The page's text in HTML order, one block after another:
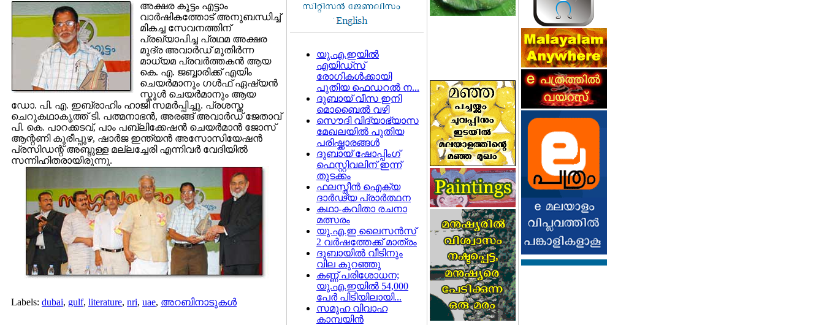
അക്ഷര കൂട്ടം എട്ടാം
വാര്‍ഷികത്തോട് അനുബന്ധിച്ച്
മികച്ച സേവനത്തിന്
പ്രഖ്യാപിച്ച പ്രഥമ അക്ഷര
മുദ്ര അവാര്‍ഡ് മുതിര്‍ന്ന
മാധ്യമ പ്രവര്‍ത്തകന്‍ ആയ
കെ. എ. ജബ്ബാരിക്ക് എയിം
ചെയര്‍മാനും ഗള്‍ഫ് ഏഷ്യന്‍
സ്കൂള്‍ ചെയര്‍മാനും ആയ
ഡോ. പി. എ. ഇബ്രാഹിം ഹാജി സമര്‍പ്പിച്ചു. പ്രശസ്ത
ചെറുകഥാകൃത്ത് ടി. പത്മനാഭന്‍, അരങ്ങ് അവാര്‍ഡ് ജേതാവ്
പി. കെ. പാറക്കടവ്, പാം പബ്ലിക്കേഷന്‍ ചെയര്‍മാന്‍ ജോസ്
ആന്റണി കുരീപ്പുഴ, ഷാര്‍ജ ഇന്ത്യന്‍ അസോസിയേഷന്‍
പ്രസിഡന്റ് അബ്ദുള്ള മല്ലച്ചേരി എന്നിവര്‍ വേദിയില്‍
സന്നിഹിതരായിരുന്നു.
Labels: dubai, gulf, literature, nri, uae, അറബിനാടുകള്‍
യു.എ.ഇയില്‍
എയിഡ്സ്
രോഗികള്‍ക്കായി
പുതിയ ഫെഡറല്‍ ന...
ദുബായ് വീസ ഇനി
മൊബൈല്‍ വഴി
സൌദി വിദ്യാഭ്യാസ
മേഖലയില്‍ പുതിയ
പരിഷ്ക്കാരങ്ങള്‍
ദുബായ് ഷോപ്പിംഗ്
ഫെസ്റ്റിവലിന് ഇന്ന്
തുടക്കം
ഫലസ്തീന്‍ ഐക്യ
ദാര്‍ഢ്യ പ്രാര്‍ത്ഥന
കഥാ-കവിതാ രചനാ
മത്സരം
യു.എ.ഇ ലൈസന്‍സ്
2 വര്‍ഷത്തേക്ക് മാത്രം
ദുബായില്‍ വീടിനും
വില കുറഞ്ഞു
കണ്ണ് പരിശോധന;
യു.എ.ഇയില്‍ 54,000
പേര്‍ പിടിയിലായി...
സമൂഹ വിവാഹ
കാമ്പയിന്‍